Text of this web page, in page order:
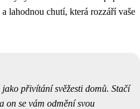
lahodnou chutí, která rozzáří vaše
přivítání svěžesti domů. Stačí
on se vám odmění svou